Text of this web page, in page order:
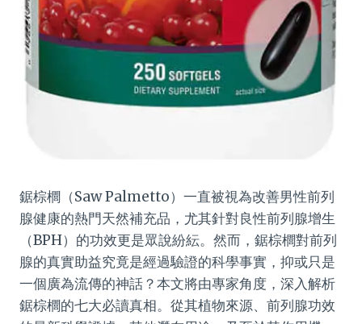
鋸棕櫚（Saw Palmetto）一直被視為改善男性前列
腺健康的熱門天然補充品，尤其針對良性前列腺增生
（BPH）的功效更是眾說紛紜。然而，鋸棕櫚對前列
腺的真實助益究竟是經過驗證的科學事實，抑或只是
一個廣為流傳的神話？本文將由專家角度，深入解析
鋸棕櫚的七大必讀真相。從其植物來源、前列腺功效